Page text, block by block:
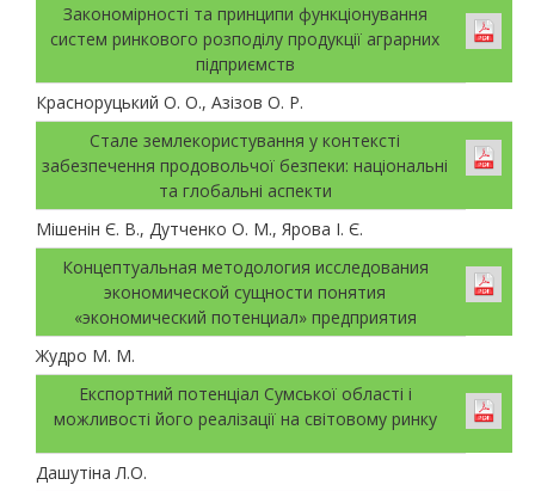
Закономірності та принципи функціонування
систем ринкового розподілу продукції аграрних
підприємств
Красноруцький О. О., Азізов О. Р.
Стале землекористування у контексті
забезпечення продовольчої безпеки: національні
та глобальні аспекти
Мішенін Є. В., Дутченко О. М., Ярова І. Є.
Концептуальная методология исследования
экономической сущности понятия
«экономический потенциал» предприятия
Жудро М. М.
Експортний потенціал Сумської області і
можливості його реалізації на світовому ринку
Дашутіна Л.О.